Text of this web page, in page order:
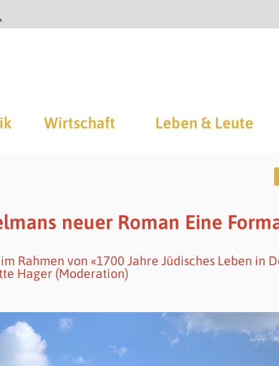
Wirtschaft Leben & Leute
neuer Roman Eine
Rahmen von «1700 Jahre Jüdisches Leben in
Hager (Moderation)